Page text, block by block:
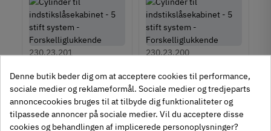
indstikslåsekabinet - 5
stift system -
Enslukkende
230.23.201
519,55
Inkl. moms
indstikslåsekabinet - 5
stift system -
Forskelliglukkende
230.23.200
519,55
Inkl. moms
Denne butik beder dig om at acceptere cookies til performance,
sociale medier og reklameformål. Sociale medier og tredjeparts
annoncecookies bruges til at tilbyde dig funktionaliteter og
tilpassede annoncer på sociale medier. Vil du acceptere disse
cookies og behandlingen af implicerede personoplysninger?